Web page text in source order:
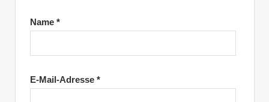
Name *
E-Mail-Adresse *